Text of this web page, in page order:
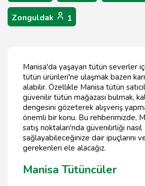
Zonguldak 1
Manisa'da yaşayan tütün severler
tütün ürünleri'ne ulaşmak bazen
alabilir. Özellikle Manisa tütün
güvenilir tütün mağazası bulmak,
dengesini gözeterek alışveriş
önemli bir konu. Bu rehberimizde,
satış noktaları'nda güvenilirliği nasıl
sağlayabileceğinize dair ipuçlarını
gerekenleri ele alacağız.
Manisa Tütüncüler